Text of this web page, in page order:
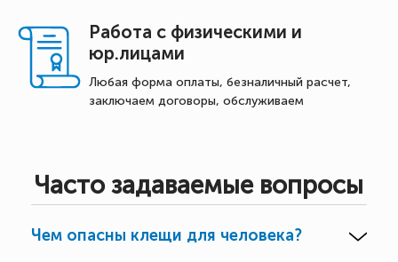
Работа с физическими и
юр.лицами
Любая форма оплаты, безналичный расчет,
заключаем договоры, обслуживаем
Часто задаваемые вопросы
Чем опасны клещи для человека?